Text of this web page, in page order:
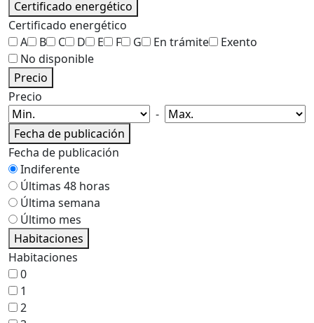
Certificado energético
Certificado energético
A
B C D E F G En trámite
Exento
No disponible
Precio
Precio
-
Fecha de publicación
Fecha de publicación
Indiferente
Últimas 48 horas
Última semana
Último mes
Habitaciones
Habitaciones
0
1
2